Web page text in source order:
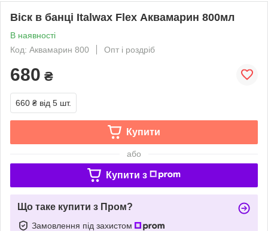
Віск в банці Italwax Flex Аквамарин 800мл
В наявності
Код: Аквамарин 800
Опт і роздріб
680 ₴
660 ₴ від 5 шт.
Купити
або
Купити з
Що таке купити з Пром?
Замовлення під захистом